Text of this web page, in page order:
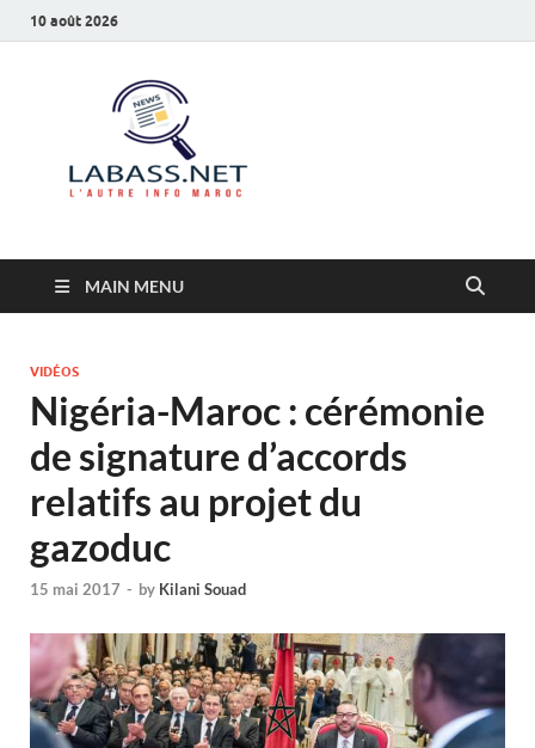
10 août 2026
MAIN MENU
VIDÉOS
Nigéria-Maroc : cérémonie
de signature d’accords
relatifs au projet du
gazoduc
15 mai 2017 - by Kilani Souad